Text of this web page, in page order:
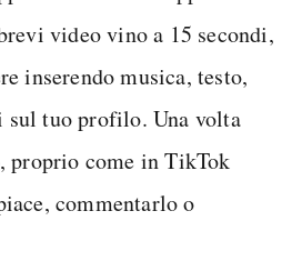
video vino a 15 secondi,
inserendo musica, testo,
tuo profilo. Una volta
proprio come in TikTok
commentarlo o